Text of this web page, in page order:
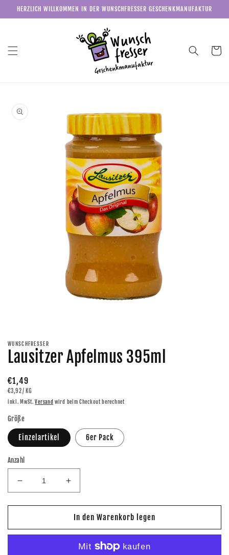
zum
Inhalt
HERZLICH WILLKOMMEN IN DER WUNSCHFRESSER GESCHENKMANUFAKTUR
Modal
öffnen
WUNSCHFRESSER
Lausitzer Apfelmus 395ml
Normaler
Preis
€1,49
GRUNDPREIS
€3,92/ PRO
KG
inkl. MwSt.Versand wird beim Checkout berechnet
Größe
Einzelartikel 6er Pack
Anzahl
Verringere
die
Menge
Lausitzer
Erhöhe
die
Menge
für
Lausitzer
Apfelmus
395ml
In den Warenkorb legen